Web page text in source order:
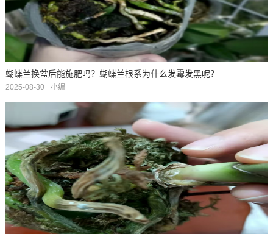
蝴蝶兰换盆后能施肥吗？蝴蝶兰根系为什么发霉发黑呢？
2025-08-30 小编